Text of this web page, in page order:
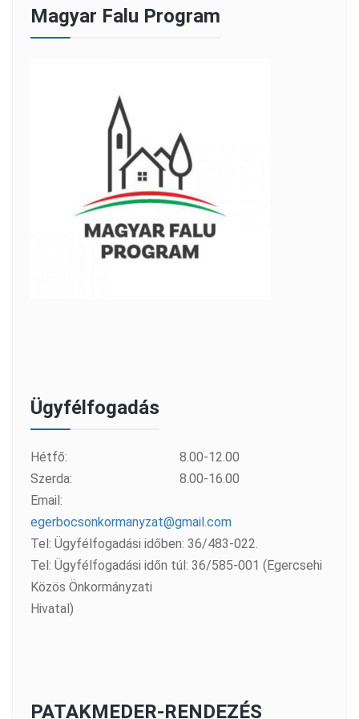
Magyar Falu Program
Ügyfélfogadás
Hétfő:
8.00-12.00
Szerda:
8.00-16.00
Email:
egerbocsonkormanyzat@gmail.com
Tel: Ügyfélfogadási időben: 36/483-022.
Tel: Ügyfélfogadási időn túl: 36/585-001 (Egercsehi
Közös Önkormányzati
Hivatal)
PATAKMEDER-RENDEZÉS